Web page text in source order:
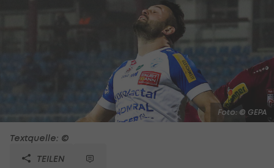
Foto: © GEPA
Textquelle: ©
TEILEN